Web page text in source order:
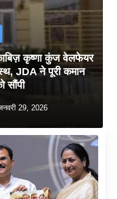
कृष्णा कुंज वेलफेयर
JDA ने पूरी कमान
सौंपी
29, 2026